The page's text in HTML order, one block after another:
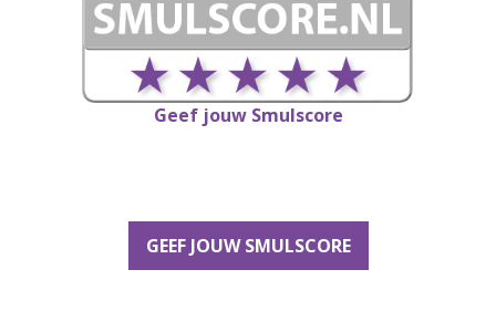
Geef jouw Smulscore
GEEF JOUW SMULSCORE